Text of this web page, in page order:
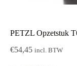
PETZL Opzetstuk
€54,45 incl. BTW